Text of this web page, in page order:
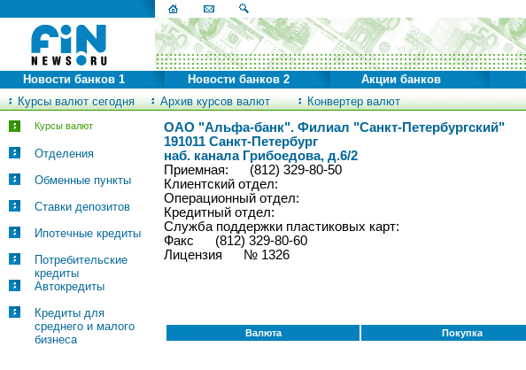
Курсы валют сегодня Архив курсов валют Конвертер валют
Новости банков 1 Новости банков 2 Акции банков
Курсы валют
Отделения
Обменные пункты
Ставки депозитов
Ипотечные кредиты
Потребительские
кредиты
Автокредиты
Кредиты для
среднего и малого
бизнеса
ОАО "Альфа-банк". Филиал "Санкт-Петербургский"
191011 Санкт-Петербург
наб. канала Грибоедова, д.6/2
Приемная: (812) 329-80-50
Клиентский отдел:
Операционный отдел:
Кредитный отдел:
Служба поддержки пластиковых карт:
Факс (812) 329-80-60
Лицензия № 1326
Валюта Покупка